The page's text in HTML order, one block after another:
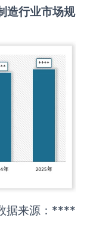
造行业市场规
据来源：****